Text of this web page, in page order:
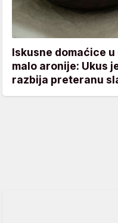
Iskusne domaćice
malo aronije: Ukus
razbija preteranu